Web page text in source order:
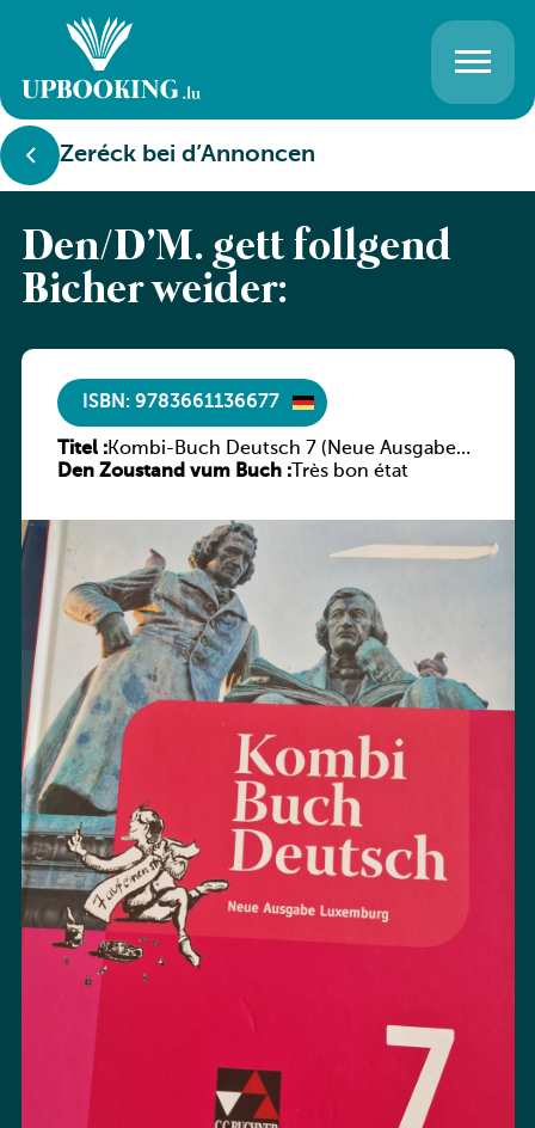
Zeréck bei d’Annoncen
Den/D’M. gëtt follgend
Bicher weider:
ISBN: 9783661136677
Titel :Kombi-Buch Deutsch 7 (Neue Ausgabe
Luxemburg)
Den Zoustand vum Buch :Très bon état